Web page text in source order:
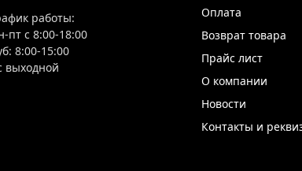
работы:
пт с 8:00-18:00
8:00-15:00
выходной
Оплата
Возврат товара
Прайс лист
О компании
Новости
Контакты и